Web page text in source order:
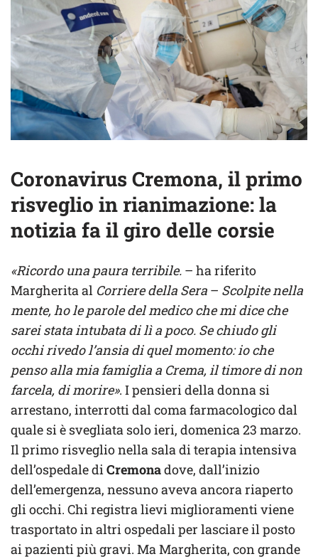
Coronavirus Cremona, il primo
risveglio in rianimazione: la
notizia fa il giro delle corsie
«Ricordo una paura terribile. – ha riferito
Margherita al Corriere della Sera – Scolpite nella
mente, ho le parole del medico che mi dice che
sarei stata intubata di lì a poco. Se chiudo gli
occhi rivedo l’ansia di quel momento: io che
penso alla mia famiglia a Crema, il timore di non
farcela, di morire». I pensieri della donna si
arrestano, interrotti dal coma farmacologico dal
quale si è svegliata solo ieri, domenica 23 marzo.
Il primo risveglio nella sala di terapia intensiva
dell’ospedale diCremonadove, dall’inizio
dell’emergenza, nessuno aveva ancora riaperto
gli occhi. Chi registra lievi miglioramenti viene
trasportato in altri ospedali per lasciare il posto
ai pazienti più gravi. Ma Margherita, con grande